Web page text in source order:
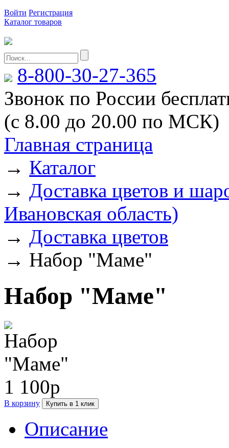
Войти Регистрация
Каталог товаров
8-800-30-27-365
Звонок по России
(с 8.00 до 20.00 по МСК)
Главная страница
→ Каталог
→ Доставка цветов и
Ивановская область)
→ Доставка цветов
→ Набор "Маме"
Набор "Маме"
1 100р
В корзину Купить в 1 клик
Описание